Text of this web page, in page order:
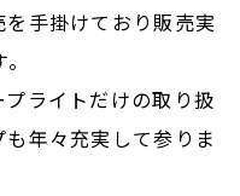
手掛けており販売実
ライトだけの取り扱
年々充実して参りま